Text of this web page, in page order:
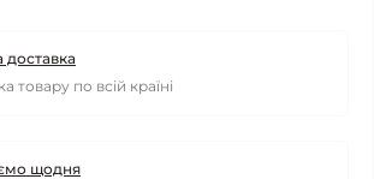
товару по всій країні
щодня